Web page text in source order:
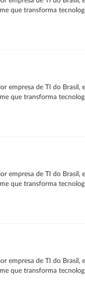
que transforma
empresa de TI do Brasil,
que transforma
empresa de TI do Brasil,
que transforma
empresa de TI do Brasil,
que transforma